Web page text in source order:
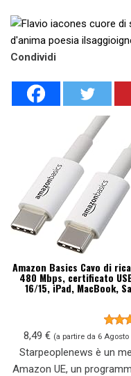
Condividi
Amazon Basics Cavo di
480 Mbps, certificato
16/15, iPad, MacBook,
8,49 € (a partire da 6 Agosto
Starpeoplenews è un
Amazon UE, un